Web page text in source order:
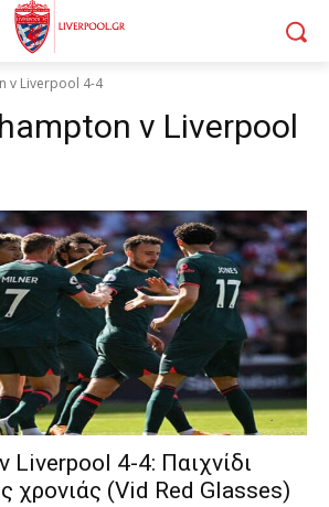
v Liverpool 4-4
v Liverpool
Liverpool 4-4: Παιχνίδι
χρονιάς (Vid Red Glasses)